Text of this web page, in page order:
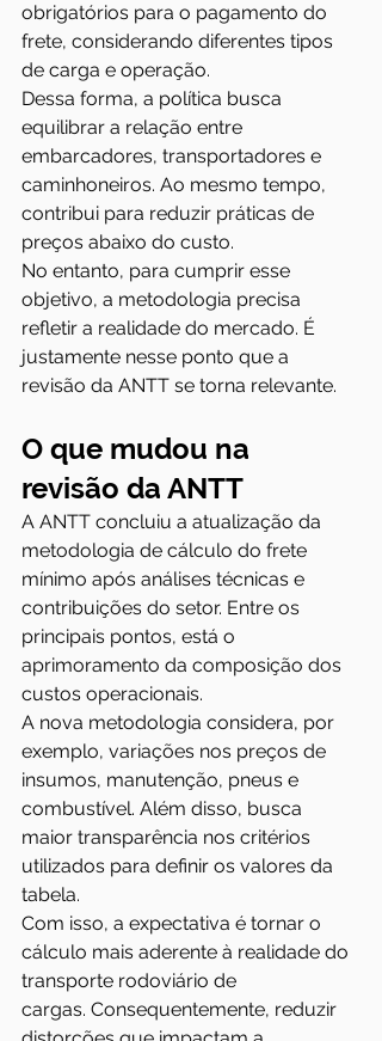
obrigatórios para o pagamento do
frete, considerando diferentes tipos
de carga e operação.
Dessa forma, a política busca
equilibrar a relação entre
embarcadores, transportadores e
caminhoneiros. Ao mesmo tempo,
contribui para reduzir práticas de
preços abaixo do custo.
No entanto, para cumprir esse
objetivo, a metodologia precisa
refletir a realidade do mercado. É
justamente nesse ponto que a
revisão da ANTT se torna relevante.
O que mudou na
revisão da ANTT
A ANTT concluiu a atualização da
metodologia de cálculo do frete
mínimo após análises técnicas e
contribuições do setor. Entre os
principais pontos, está o
aprimoramento da composição dos
custos operacionais.
A nova metodologia considera, por
exemplo, variações nos preços de
insumos, manutenção, pneus e
combustível. Além disso, busca
maior transparência nos critérios
utilizados para definir os valores da
tabela.
Com isso, a expectativa é tornar o
cálculo mais aderente à realidade do
transporte rodoviário de
cargas. Consequentemente, reduzir